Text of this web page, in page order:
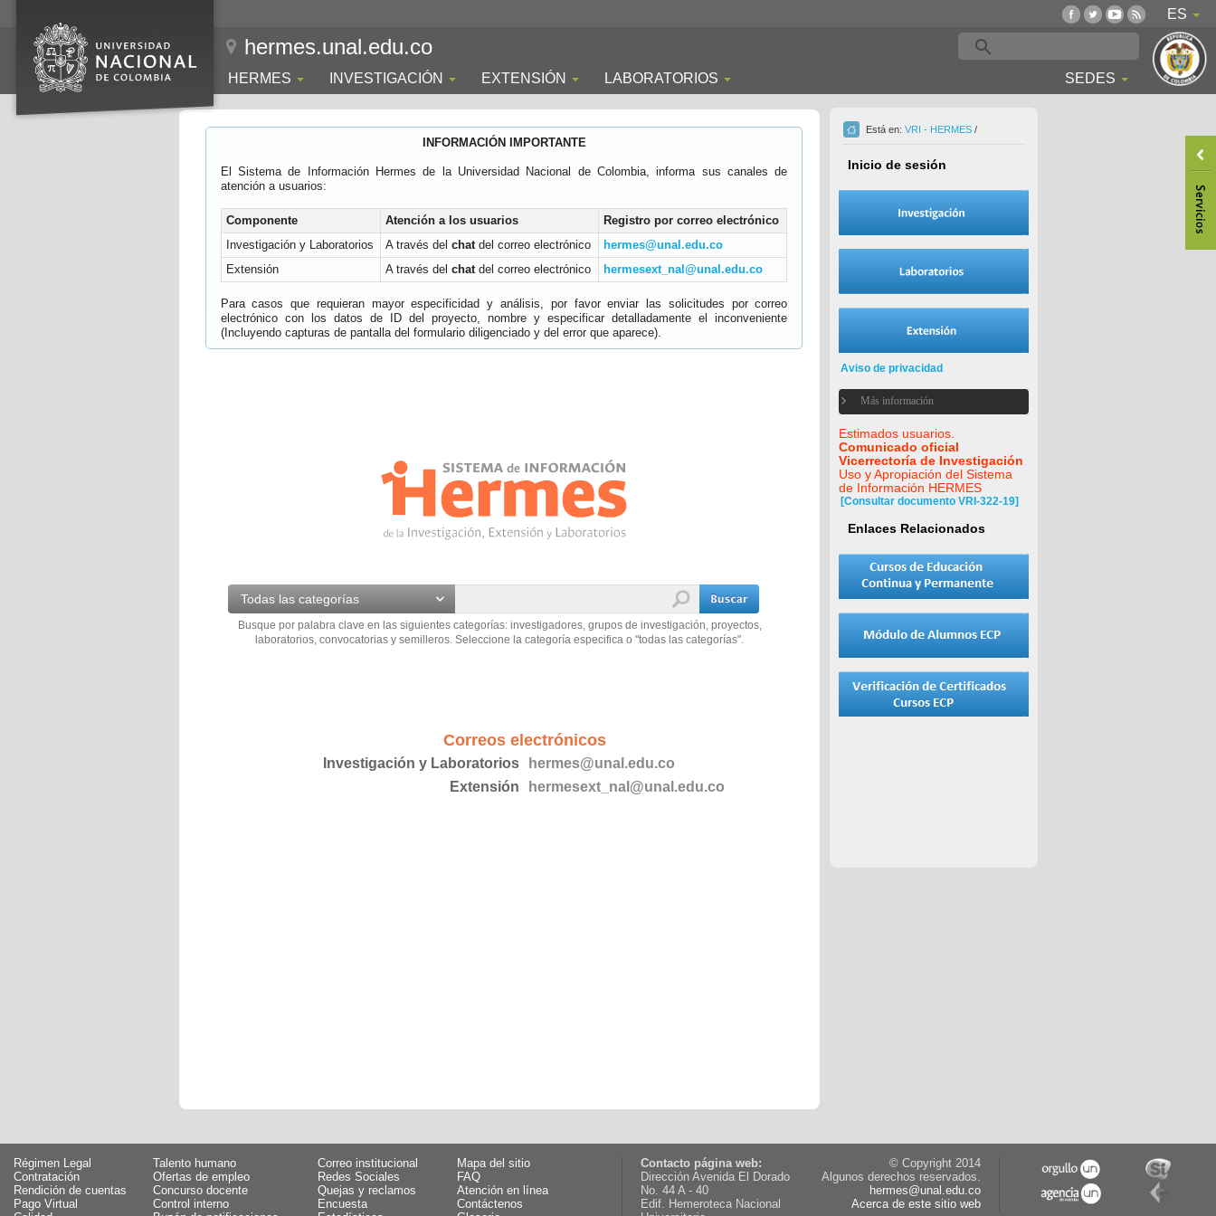
ES
hermes.unal.edu.co
HERMES INVESTIGACIÓN EXTENSIÓN LABORATORIOS SEDES
INFORMACIÓN IMPORTANTE
El Sistema de Información Hermes de la Universidad Nacional de Colombia, informa sus canales de
atención a usuarios:
Componente Atención a los usuarios
Registro por correo electrónico
Investigación y Laboratorios
A través del chatdel correo electrónico
hermes@unal.edu.co
Extensión
A través del chatdel correo electrónico hermesext_nal@unal.edu.co
Para casos que requieran mayor especificidad y análisis, por favor enviar las solicitudes por correo
electrónico con los datos de ID del proyecto, nombre y especificar detalladamente el inconveniente
(Incluyendo capturas de pantalla del formulario diligenciado y del error que aparece).
Todas las categorías
Busque por palabra clave en las siguientes categorías: investigadores, grupos de investigación, proyectos,
laboratorios, convocatorias y semilleros. Seleccione la categoría especifica o "todas las categorías".
Correos electrónicos
Investigación y Laboratorios
hermes@unal.edu.co
Extensión
hermesext_nal@unal.edu.co
Está en: VRI - HERMES /
Inicio de sesión
Aviso de privacidad
Más información
Estimados usuarios.
Comunicado oficial
Vicerrectoría de Investigación
Uso y Apropiación del Sistema
de Información HERMES
[Consultar documento VRI-322-19]
Enlaces Relacionados
Régimen Legal
Talento humano
Contratación
Ofertas de empleo
Rendición de cuentas
Concurso docente
Pago Virtual
Control interno
Correo institucional
Mapa del sitio
Redes Sociales
FAQ
Quejas y reclamos
Atención en línea
Encuesta
Contáctenos
Contacto página web:
Dirección Avenida El Dorado
No. 44 A - 40
Edif. Hemeroteca Nacional
© Copyright 2014
Algunos derechos reservados.
hermes@unal.edu.co
Acerca de este sitio web